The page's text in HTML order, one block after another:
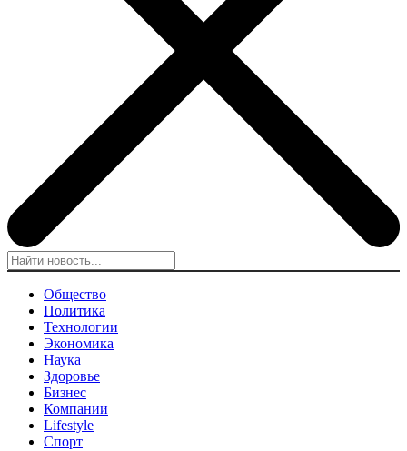
Общество
Политика
Технологии
Экономика
Наука
Здоровье
Бизнес
Компании
Lifestyle
Спорт